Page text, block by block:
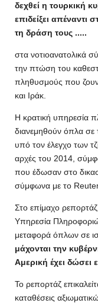
δεχθεί η τουρκική
επιδείξει απέναντι
τη δράση τους .....
στα νοτιοανατολικά
την πτώση του
πληθυσμούς που ζουν
και Ιράκ.
Η κρατική υπηρεσία
διανεμηθούν όπλα σε
υπό τον έλεγχο των
αρχές του 2014,
που έδωσαν στο
σύμφωνα με το
Στο επίμαχο
Υπηρεσία
μεταφορά όπλων σε
μάχονται την
Αμερική έχει δώσει
Το ρεπορτάζ
καταθέσεις